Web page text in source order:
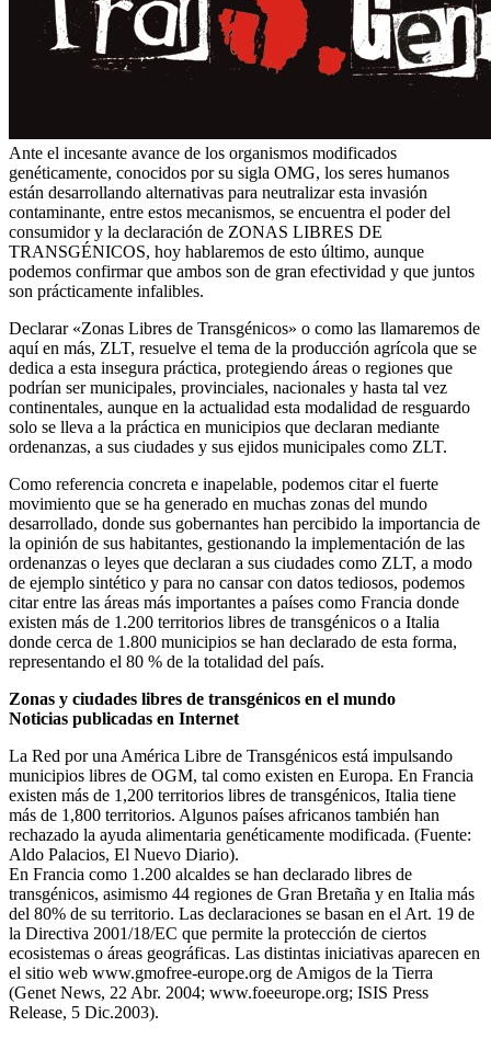
Ante el incesante avance de los organismos modificados
genéticamente, conocidos por su sigla OMG, los seres humanos
están desarrollando alternativas para neutralizar esta invasión
contaminante, entre estos mecanismos, se encuentra el poder del
consumidor y la declaración de ZONAS LIBRES DE
TRANSGÉNICOS, hoy hablaremos de esto último, aunque
podemos confirmar que ambos son de gran efectividad y que juntos
son prácticamente infalibles.
Declarar «Zonas Libres de Transgénicos» o como las llamaremos de
aquí en más, ZLT, resuelve el tema de la producción agrícola que se
dedica a esta insegura práctica, protegiendo áreas o regiones que
podrían ser municipales, provinciales, nacionales y hasta tal vez
continentales, aunque en la actualidad esta modalidad de resguardo
solo se lleva a la práctica en municipios que declaran mediante
ordenanzas, a sus ciudades y sus ejidos municipales como ZLT.
Como referencia concreta e inapelable, podemos citar el fuerte
movimiento que se ha generado en muchas zonas del mundo
desarrollado, donde sus gobernantes han percibido la importancia de
la opinión de sus habitantes, gestionando la implementación de las
ordenanzas o leyes que declaran a sus ciudades como ZLT, a modo
de ejemplo sintético y para no cansar con datos tediosos, podemos
citar entre las áreas más importantes a países como Francia donde
existen más de 1.200 territorios libres de transgénicos o a Italia
donde cerca de 1.800 municipios se han declarado de esta forma,
representando el 80 % de la totalidad del país.
Zonas y ciudades libres de transgénicos en el mundo
Noticias publicadas en Internet
La Red por una América Libre de Transgénicos está impulsando
municipios libres de OGM, tal como existen en Europa. En Francia
existen más de 1,200 territorios libres de transgénicos, Italia tiene
más de 1,800 territorios. Algunos países africanos también han
rechazado la ayuda alimentaria genéticamente modificada. (Fuente:
Aldo Palacios, El Nuevo Diario).
En Francia como 1.200 alcaldes se han declarado libres de
transgénicos, asimismo 44 regiones de Gran Bretaña y en Italia más
del 80% de su territorio. Las declaraciones se basan en el Art. 19 de
la Directiva 2001/18/EC que permite la protección de ciertos
ecosistemas o áreas geográficas. Las distintas iniciativas aparecen en
el sitio web www.gmofree-europe.org de Amigos de la Tierra
(Genet News, 22 Abr. 2004; www.foeeurope.org; ISIS Press
Release, 5 Dic.2003).